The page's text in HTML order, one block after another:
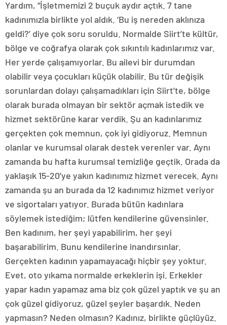
Yardım, “İşletmemizi 2 buçuk aydır açtık. 7 tane
kadınımızla birlikte yol aldık. ‘Bu iş nereden aklınıza
geldi?’ diye çok soru soruldu. Normalde Siirt’te kültür,
bölge ve coğrafya olarak çok sıkıntılı kadınlarımız var.
Her yerde çalışamıyorlar. Bu ailevi bir durumdan
olabilir veya çocukları küçük olabilir. Bu tür değişik
sorunlardan dolayı çalışamadıkları için Siirt’te, bölge
olarak burada olmayan bir sektör açmak istedik ve
hizmet sektörüne karar verdik. Şu an kadınlarımız
gerçekten çok memnun, çok iyi gidiyoruz. Memnun
olanlar ve kurumsal olarak destek verenler var. Aynı
zamanda bu hafta kurumsal temizliğe geçtik. Orada da
yaklaşık 15-20’ye yakın kadınımız hizmet verecek. Aynı
zamanda şu an burada da 12 kadınımız hizmet veriyor
ve sigortaları yatıyor. Burada bütün kadınlara
söylemek istediğim; lütfen kendilerine güvensinler.
Ben kadınım, her şeyi yapabilirim, her şeyi
başarabilirim. Bunu kendilerine inandırsınlar.
Gerçekten kadının yapamayacağı hiçbir şey yoktur.
Evet, oto yıkama normalde erkeklerin işi. Erkekler
yapar kadın yapamaz ama biz çok güzel yaptık ve şu an
çok güzel gidiyoruz, güzel şeyler başardık. Neden
yapmasın? Neden olmasın? Kadınız, birlikte güçlüyüz.